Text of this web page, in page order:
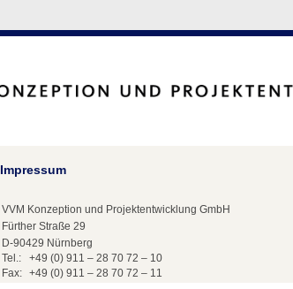
Impressum
VVM Konzeption und Projektentwicklung GmbH
Fürther Straße 29
D-90429 Nürnberg
Tel.:
+49 (0) 911 – 28 70 72 – 10
Fax: +49 (0) 911 – 28 70 72 – 11